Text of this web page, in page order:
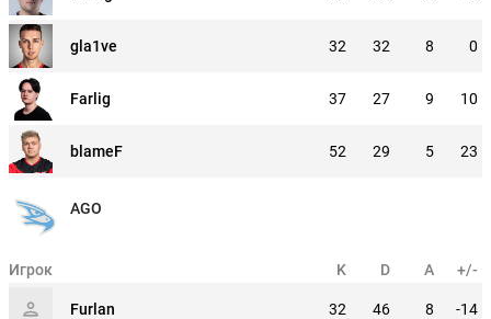
gla1ve 32 32 8 0
Farlig 37 27 9 10
blameF 52 29 5 23
AGO
Игрок K D A +/-
Furlan 32 46 8 -14